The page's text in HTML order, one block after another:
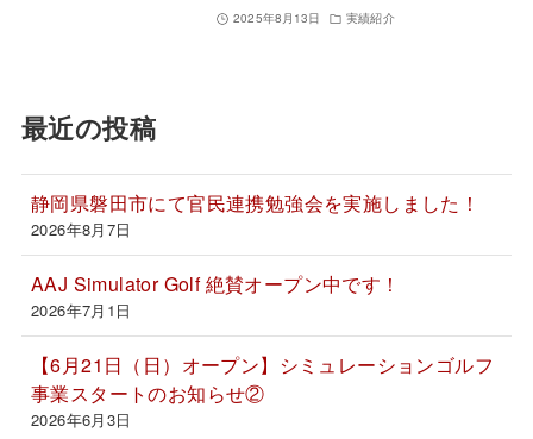
2025年8月13日 実績紹介
最近の投稿
静岡県磐田市にて官民連携勉強会を実施しました！
2026年8月7日
AAJ Simulator Golf 絶賛オープン中です！
2026年7月1日
【6月21日（日）オープン】シミュレーションゴルフ
事業スタートのお知らせ②
2026年6月3日